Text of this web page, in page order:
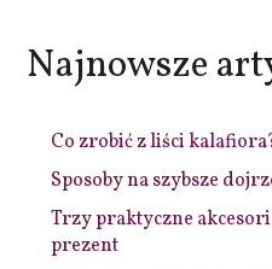
Najnowsze
Co zrobić z liści
Sposoby na szybsze
Trzy praktyczne
prezent